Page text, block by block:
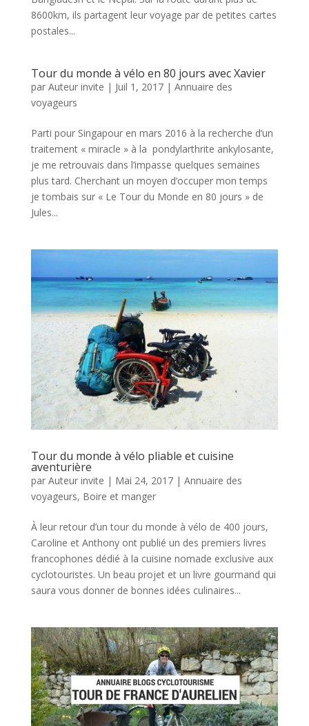
8600km, ils partagent leur voyage par de petites cartes
postales...
Tour du monde à vélo en 80 jours avec Xavier
par Auteur invite | Juil 1, 2017| Annuaire des
voyageurs
Parti pour Singapour en mars 2016 à la recherche d’un
traitement « miracle » à la pondylarthrite ankylosante,
je me retrouvais dans l’impasse quelques semaines
plus tard. Cherchant un moyen d’occuper mon temps
je tombais sur « Le Tour du Monde en 80 jours » de
Jules...
Tour du monde à vélo pliable et cuisine
aventurière
par Auteur invite | Mai 24, 2017| Annuaire des
voyageurs, Boire et manger
À leur retour d’un tour du monde à vélo de 400 jours,
Caroline et Anthony ont publié un des premiers livres
francophones dédié à la cuisine nomade exclusive aux
cyclotouristes. Un beau projet et un livre gourmand qui
saura vous donner de bonnes idées culinaires...